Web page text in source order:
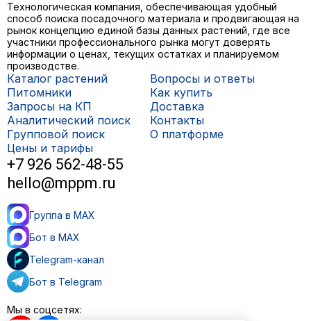
Технологическая компания, обеспечивающая удобный
способ поиска посадочного материала и продвигающая на
рынок концепцию единой базы данных растений, где все
участники профессионального рынка могут доверять
информации о ценах, текущих остатках и планируемом
производстве.
Каталог растений
Питомники
Запросы на КП
Аналитический поиск
Групповой поиск
Цены и тарифы
Вопросы и ответы
Как купить
Доставка
Контакты
О платформе
+7 926 562-48-55
hello@mppm.ru
Группа в MAX
Бот в MAX
Telegram-канал
Бот в Telegram
Мы в соцсетях: